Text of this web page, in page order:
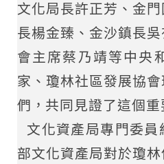
文化局長許正芳、金
長楊金臻、金沙鎮長
會主席蔡乃靖等中央
家、瓊林社區發展協
們，共同見證了這個重
文化資產局專門委員
部文化資產局對於瓊